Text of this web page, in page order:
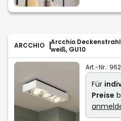
ARCCHIO
Arcchio
weiß, GU10
Art.-Nr.:
Für
Preise